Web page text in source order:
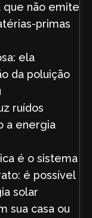
que não emite
primas
ela
da poluição
ruídos
a energia
é o sistema
é possível
solar
sua casa ou